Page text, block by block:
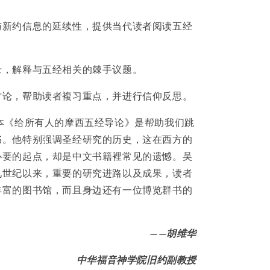
约信息的延续性，提供当代读者阅读五经
解释与五经相关的棘手议题。
，帮助读者複习重点，并进行信仰反思。
给所有人的摩西五经导论》是帮助我们跳
他特别强调圣经研究的历史，这在西方的
的起点，却是中文书籍裡常见的遗憾。吴
纪以来，重要的研究进路以及成果，读者
的图书馆，而且身边还有一位博览群书的
——胡维华
中华福音神学院旧约副教授